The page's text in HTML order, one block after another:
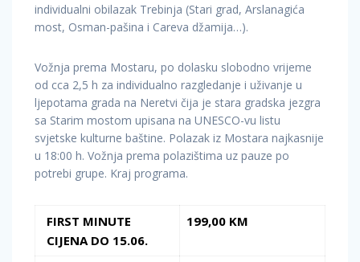
individualni obilazak Trebinja (Stari grad, Arslanagića
most, Osman-pašina i Careva džamija…).
Vožnja prema Mostaru, po dolasku slobodno vrijeme
od cca 2,5 h za individualno razgledanje i uživanje u
ljepotama grada na Neretvi čija je stara gradska jezgra
sa Starim mostom upisana na UNESCO-vu listu
svjetske kulturne baštine. Polazak iz Mostara najkasnije
u 18:00 h. Vožnja prema polazištima uz pauze po
potrebi grupe. Kraj programa.
FIRST MINUTE
CIJENA DO 15.06.
199,00 KM